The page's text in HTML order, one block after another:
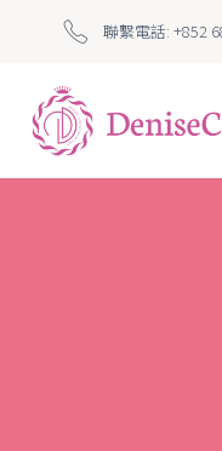
聯繫電話: +852